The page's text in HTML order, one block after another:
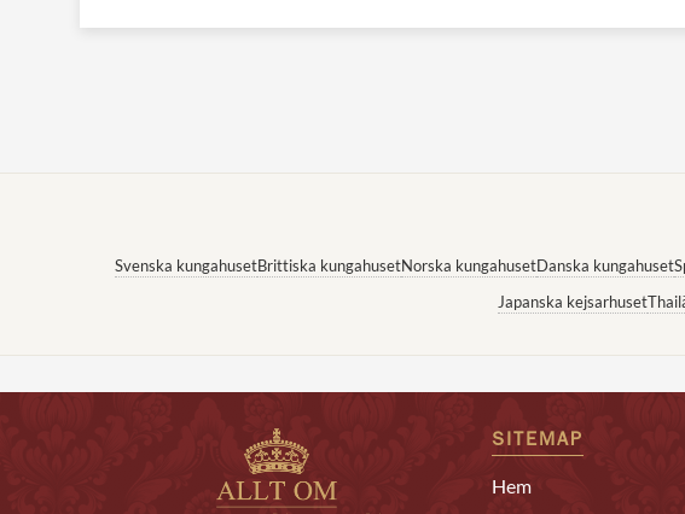
Svenska kungahusetBrittiska kungahusetNorska kungahusetDanska kungahuset
Japanska kejsarhuset
SITEMAP
Hem